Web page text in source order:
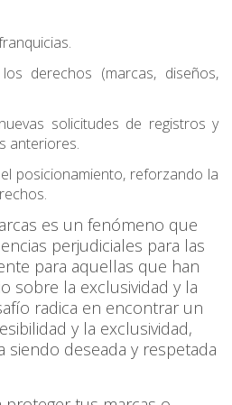
derechos (marcas, diseños,
solicitudes de registros y
anteriores.
posicionamiento, reforzando la
es un fenómeno que
perjudiciales para las
para aquellas que han
sobre la exclusividad y la
radica en encontrar un
y la exclusividad,
siendo deseada y respetada